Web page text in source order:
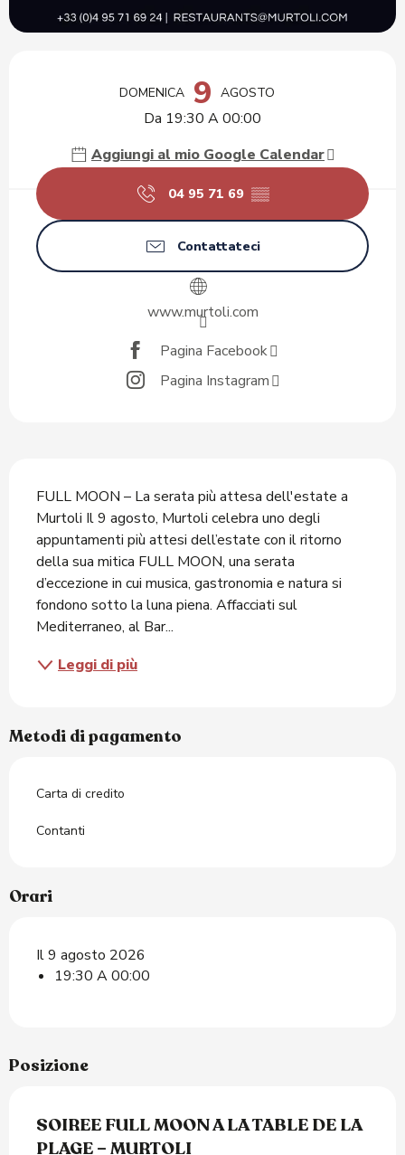
DOMENICA 9 AGOSTO
Da 19:30 A 00:00
Aggiungi al mio Google Calendar
04 95 71 69 ▒▒
Contattateci
www.murtoli.com
Pagina Facebook
Pagina Instagram
FULL MOON – La serata più attesa dell'estate a
Murtoli Il 9 agosto, Murtoli celebra uno degli
appuntamenti più attesi dell’estate con il ritorno
della sua mitica FULL MOON, una serata
d’eccezione in cui musica, gastronomia e natura si
fondono sotto la luna piena. Affacciati sul
Mediterraneo, al Bar...
Leggi di più
Metodi di pagamento
Carta di credito
Contanti
Orari
Il 9 agosto 2026
19:30 A 00:00
Posizione
SOIREE FULL MOON A LA TABLE DE LA
PLAGE – MURTOLI